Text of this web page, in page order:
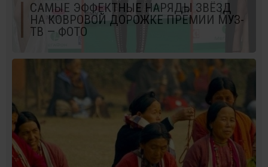
САМЫЕ ЭФФЕКТНЫЕ НАРЯДЫ ЗВЁЗД
НА КОВРОВОЙ ДОРОЖКЕ ПРЕМИИ МУЗ-
ТВ — ФОТО